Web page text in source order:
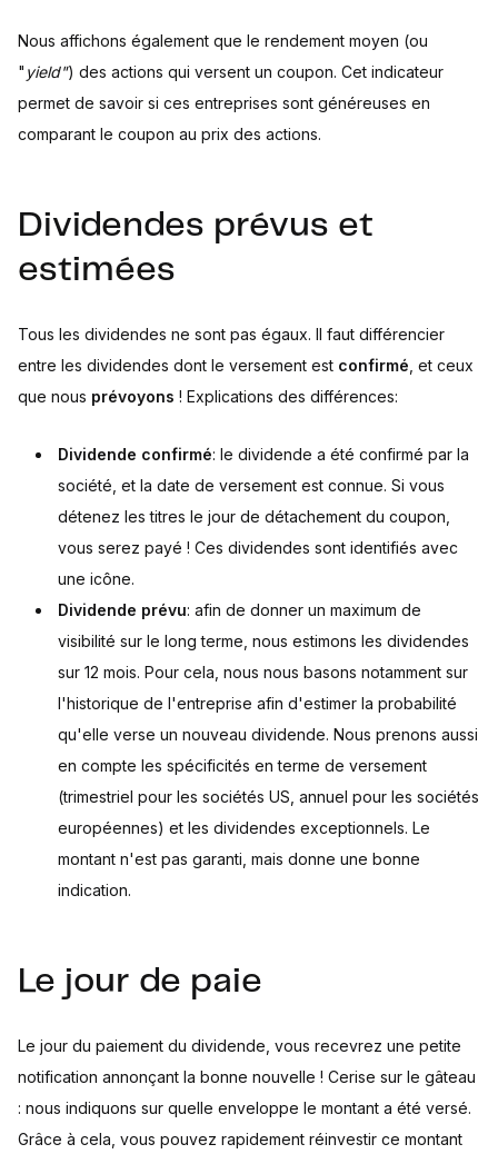
Nous affichons également que le rendement moyen (ou
" yield") des actions qui versent un coupon. Cet indicateur
permet de savoir si ces entreprises sont généreuses en
comparant le coupon au prix des actions.
Dividendes prévus et
estimées
Tous les dividendes ne sont pas égaux. Il faut différencier
entre les dividendes dont le versement est confirmé , et ceux
que nous prévoyons ! Explications des différences:
Dividende confirmé: le dividende a été confirmé par la
société, et la date de versement est connue. Si vous
détenez les titres le jour de détachement du coupon,
vous serez payé ! Ces dividendes sont identifiés avec
une icône.
Dividende prévu: afin de donner un maximum de
visibilité sur le long terme, nous estimons les dividendes
sur 12 mois. Pour cela, nous nous basons notamment sur
l'historique de l'entreprise afin d'estimer la probabilité
qu'elle verse un nouveau dividende. Nous prenons aussi
en compte les spécificités en terme de versement
(trimestriel pour les sociétés US, annuel pour les sociétés
européennes) et les dividendes exceptionnels. Le
montant n'est pas garanti, mais donne une bonne
indication.
Le jour de paie
Le jour du paiement du dividende, vous recevrez une petite
notification annonçant la bonne nouvelle ! Cerise sur le gâteau
: nous indiquons sur quelle enveloppe le montant a été versé.
Grâce à cela, vous pouvez rapidement réinvestir ce montant